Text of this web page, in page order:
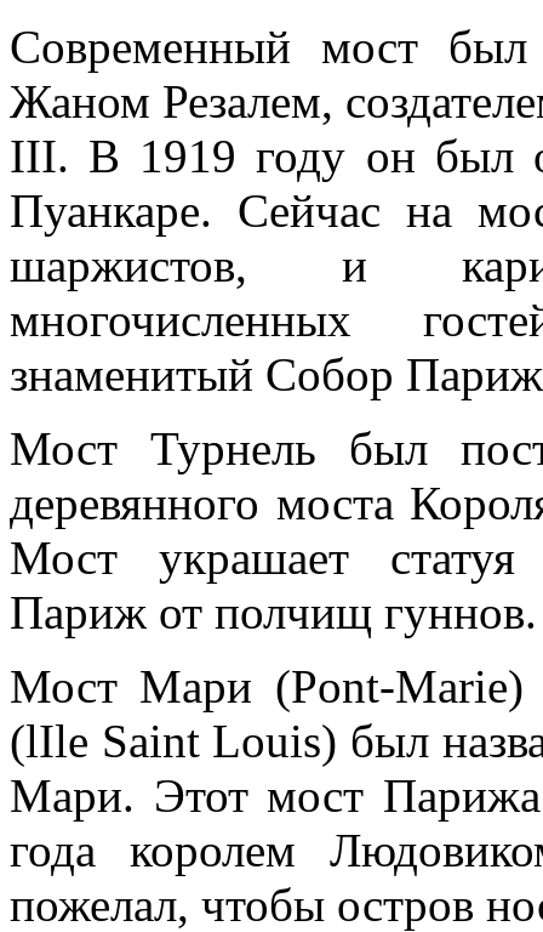
Современный мост был
Жаном Резалем,
III. В 1919 году он был
Пуанкаре. Сейчас на
шаржистов, и
многочисленных
знаменитый Собор
Мост Турнель был
деревянного моста
Мост украшает
Париж от полчищ гуннов.
Мост Мари (Pont-Marie)
(lIle Saint Louis) был
Мари. Этот мост
года королем
пожелал, чтобы остров